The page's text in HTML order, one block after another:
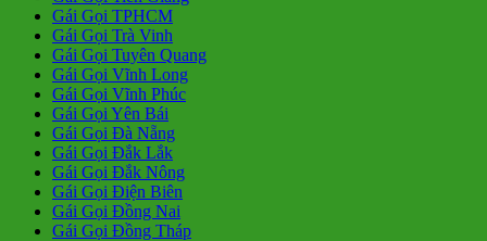
Gái Gọi TPHCM
Gái Gọi Trà Vinh
Gái Gọi Tuyên Quang
Gái Gọi Vĩnh Long
Gái Gọi Vĩnh Phúc
Gái Gọi Yên Bái
Gái Gọi Đà Nẵng
Gái Gọi Đắk Lắk
Gái Gọi Đắk Nông
Gái Gọi Điện Biên
Gái Gọi Đồng Nai
Gái Gọi Đồng Tháp